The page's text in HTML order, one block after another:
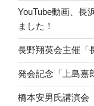
YouTube動画、長
ました！
長野翔英会主催「
発会記念「上島嘉
橋本安男氏講演会